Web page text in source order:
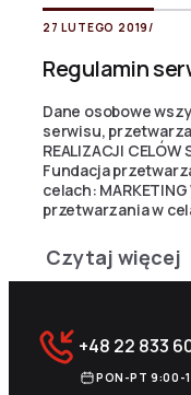
27 LUTEGO 2019 /
Regulamin
Dane osobowe
serwisu,
REALIZACJI CELÓW
Fundacja
celach:
przetwarzania w
Czytaj więcej
+48 22 833
PON-PT 9:00-